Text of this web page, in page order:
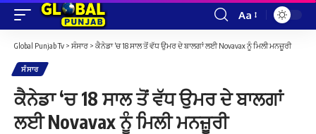
Font
Resizer
Aa
Global Punjab Tv > ਸੰਸਾਰ > ਕੈਨੇਡਾ ‘ਚ 18 ਸਾਲ ਤੋਂ ਵੱਧ ਉਮਰ ਦੇ ਬਾਲਗਾਂ ਲਈ Novavax ਨੂੰ ਮਿਲੀ ਮਨਜ਼ੂਰੀ
ਸੰਸਾਰ
ਕੈਨੇਡਾ ‘ਚ 18 ਸਾਲ ਤੋਂ ਵੱਧ ਉਮਰ ਦੇ ਬਾਲਗਾਂ
ਲਈ Novavax ਨੂੰ ਮਿਲੀ ਮਨਜ਼ੂਰੀ